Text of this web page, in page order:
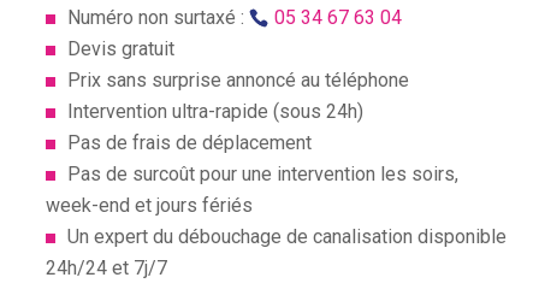
Numéro non surtaxé :
05 34 67 63 04
Devis gratuit
Prix sans surprise annoncé au téléphone
Intervention ultra-rapide (sous 24h)
Pas de frais de déplacement
Pas de surcoût pour une intervention les soirs,
week-end et jours fériés
Un expert du débouchage de canalisation disponible
24h/24 et 7j/7